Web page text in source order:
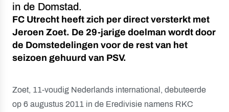
in de Domstad.
FC Utrecht heeft zich per direct versterkt met
Jeroen Zoet. De 29-jarige doelman wordt door
de Domstedelingen voor de rest van het
seizoen gehuurd van PSV.
Zoet, 11-voudig Nederlands international, debuteerde
op 6 augustus 2011 in de Eredivisie namens RKC